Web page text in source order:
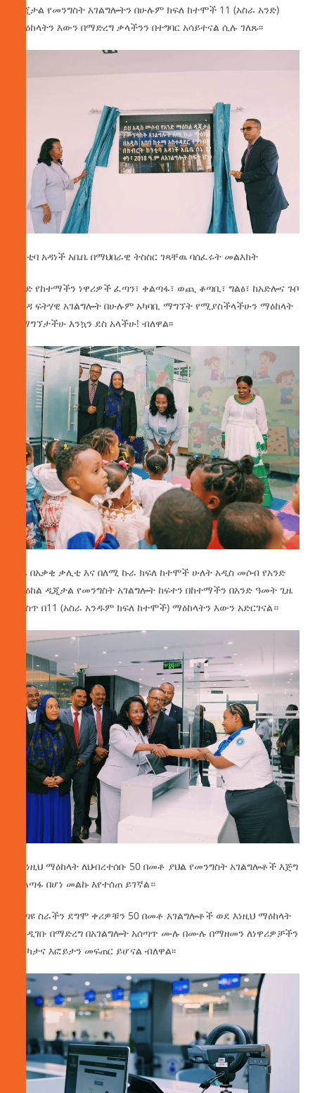
ዲጂታል የመንግስት አገልግሎትን በሁሉም ክፍለ ከተሞች 11 (አስራ አንድ)
ማዕከላትን እውን በማድረግ ቃላችንን በተግባር አሳይተናል ሲሉ ገለጹ፡፡
ከንቲባ አዳነች አቤቤ በማህበራዊ ትስስር ገጻቸዉ ባሰፈሩት መልእክት
ውድ የከተማችን ነዋሪዎች ፈጣን፣ ቀልጣፋ፣ ወጪ ቆጣቢ፣ ግልፅ፣ ከአድሎና ጉቦ
የፀዳ ፍትሃዊ አገልግሎት በሁሉም አካባቢ ማግኘት የሚያስችላችሁን ማዕከላት
በማግኘታችሁ እንኳን ደስ አላችሁ! ብለዋል፡፡
ዛሬ በአቃቂ ቃሊቲ እና በለሚ ኩራ ክፍለ ከተሞች ሁለት አዲስ መሶብ የአንድ
ማዕከል ዲጂታል የመንግስት አገልግሎት ከፍተን በከተማችን በአንድ ዓመት ጊዜ
ውስጥ በ11 (አስራ አንዱም ክፍለ ከተሞች) ማዕከላትን እውን አድርገናል።
በእነዚህ ማዕከላት ለህብረተሰቡ 50 በመቶ ያህል የመንግስት አገልግሎቶች እጅግ
ቀልጣፋ በሆነ መልኩ እየተሰጠ ይገኛል።
ቀጣዩ ስራችን ደግሞ ቀሪዎቹን 50 በመቶ አገልግሎቶች ወደ እነዚህ ማዕከላት
እንዲገቡ በማድረግ በአገልግሎት አሰጣጥ ሙሉ በሙሉ በማዘመን ለነዋሪዎቻችን
እርካታና እፎይታን መፍጠር ይሆናል ብለዋል፡፡